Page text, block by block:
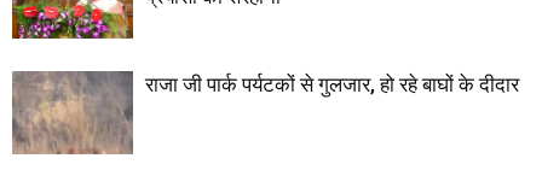
राजा जी पार्क पर्यटकों से गुलजार, हो रहे बाघों के दीदार